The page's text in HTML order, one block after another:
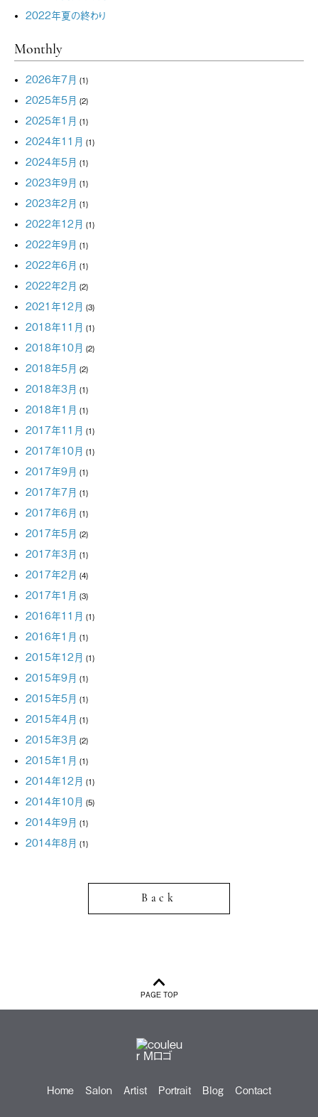
2022年夏の終わり
Monthly
2026年7月 (1)
2025年5月 (2)
2025年1月 (1)
2024年11月 (1)
2024年5月 (1)
2023年9月 (1)
2023年2月 (1)
2022年12月 (1)
2022年9月 (1)
2022年6月 (1)
2022年2月 (2)
2021年12月 (3)
2018年11月 (1)
2018年10月 (2)
2018年5月 (2)
2018年3月 (1)
2018年1月 (1)
2017年11月 (1)
2017年10月 (1)
2017年9月 (1)
2017年7月 (1)
2017年6月 (1)
2017年5月 (2)
2017年3月 (1)
2017年2月 (4)
2017年1月 (3)
2016年11月 (1)
2016年1月 (1)
2015年12月 (1)
2015年9月 (1)
2015年5月 (1)
2015年4月 (1)
2015年3月 (2)
2015年1月 (1)
2014年12月 (1)
2014年10月 (5)
2014年9月 (1)
2014年8月 (1)
Back
Home Salon Artist Portrait Blog Contact
PAGE TOP